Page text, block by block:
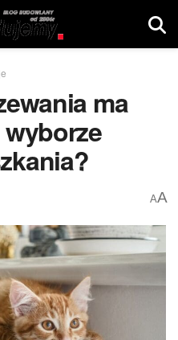
ma
AA